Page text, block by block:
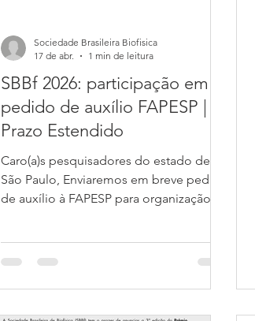
SBBf 2026: participação em
pedido de auxílio FAPESP |
Prazo Estendido
Caro(a)s pesquisadores do estado de
São Paulo, Enviaremos em breve pedido
de auxílio à FAPESP para organização da
Caso você seja doutor, não tenha
técnica da FAPESP, e pretenda
apresentar trabalho no evento, pode ser
Sociedade Brasileira Biofisica
17 de abr.
1 min de leitura